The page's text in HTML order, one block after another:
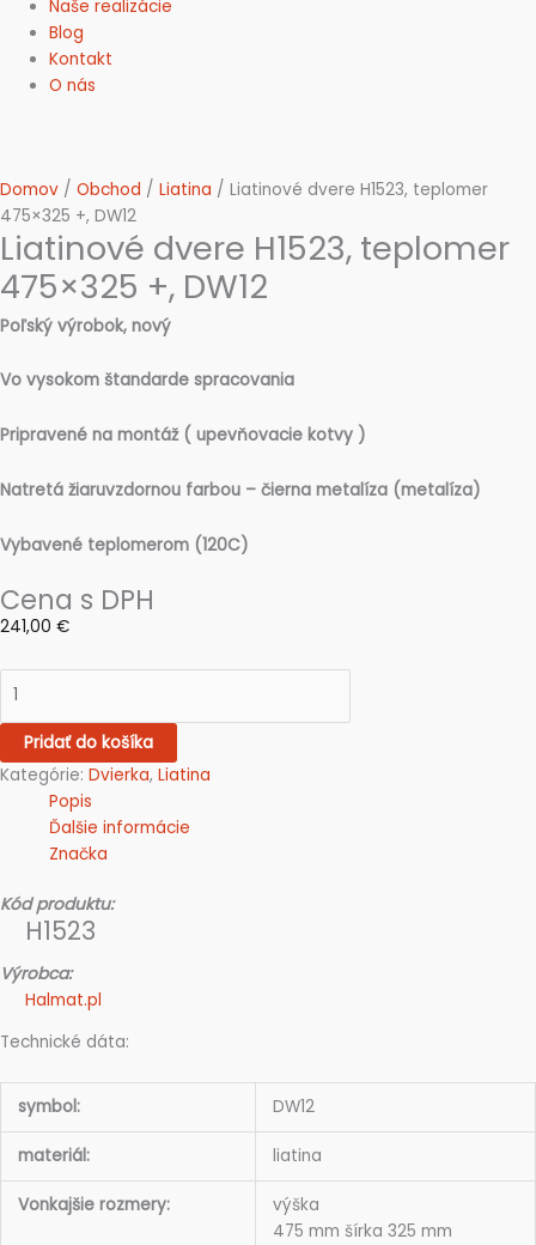
Naše realizácie
Blog
Kontakt
O nás
Domov / Obchod / Liatina / Liatinové dvere H1523, teplomer
475×325 +, DW12
Liatinové dvere H1523, teplomer
475×325 +, DW12
Poľský výrobok, nový
Vo vysokom štandarde spracovania
Pripravené na montáž ( upevňovacie kotvy )
Natretá žiaruvzdornou farbou – čierna metalíza (metalíza)
Vybavené teplomerom (120C)
Cena s DPH
241,00 €
Pridať do košíka
Kategórie: Dvierka, Liatina
Popis
Ďalšie informácie
Značka
Kód produktu:
H1523
Výrobca:
Halmat.pl
Technické dáta:
symbol: DW12
materiál: liatina
Vonkajšie rozmery:
výška
475 mm šírka 325 mm